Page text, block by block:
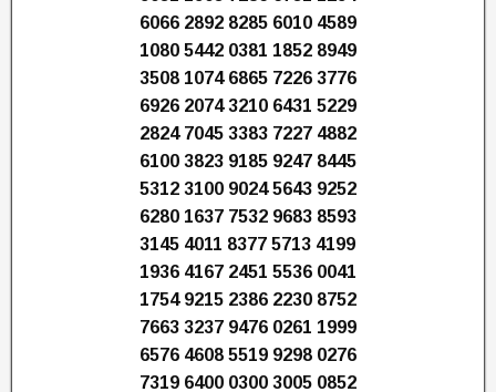
6066 2892 8285 6010 4589
1080 5442 0381 1852 8949
3508 1074 6865 7226 3776
6926 2074 3210 6431 5229
2824 7045 3383 7227 4882
6100 3823 9185 9247 8445
5312 3100 9024 5643 9252
6280 1637 7532 9683 8593
3145 4011 8377 5713 4199
1936 4167 2451 5536 0041
1754 9215 2386 2230 8752
7663 3237 9476 0261 1999
6576 4608 5519 9298 0276
7319 6400 0300 3005 0852